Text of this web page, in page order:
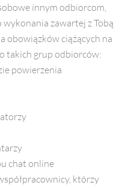
innym odbiorcom,
zawartej z Tobą
obowiązków ciążących na
takich grup odbiorców:
powierzenia
chat online
którzy